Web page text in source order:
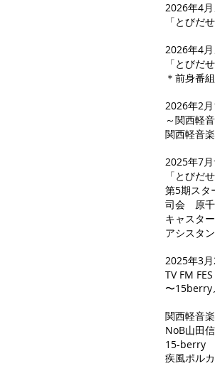
2026年4
「とびだ
2026年4
「とびだ
＊前身番
2026年2
～関西軽
関西軽音
2025年7
「とびだ
第5期スタ
司会 原千
キャスタ
アシスタ
2025年3
TV FM
〜15berry
関西軽音
​NoB山田
15-berry
疾風ポル